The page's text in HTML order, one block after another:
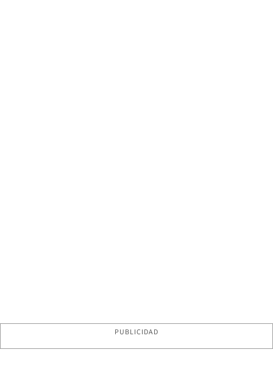
PUBLICIDAD